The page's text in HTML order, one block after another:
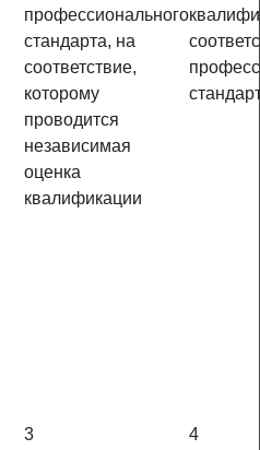
профессионального
стандарта, на
соответствие,
которому
проводится
независимая
оценка
квалификации
3
4